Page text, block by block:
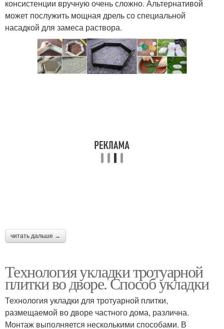
консистенции вручную очень сложно. Альтернативой
может послужить мощная дрель со специальной
насадкой для замеса раствора.
читать дальше →
Технология укладки тротуарной
плитки во дворе. Способ укладки
Технология укладки для тротуарной плитки,
размещаемой во дворе частного дома, различна.
Монтаж выполняется несколькими способами. В